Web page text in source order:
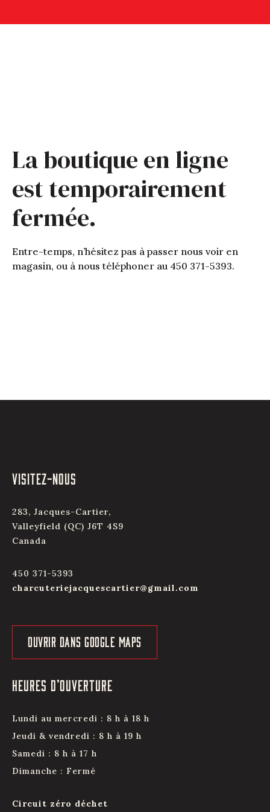
La boutique en ligne
est temporairement
fermée.
Entre-temps, n’hésitez pas à passer nous voir en
magasin, ou à nous téléphoner au 450 371-5393.
VISITEZ-NOUS
283, Jacques-Cartier,
Valleyfield (QC) J6T 4S9
Canada
450 371-5393
charcuteriejacquescartier@gmail.com
OUVRIR DANS GOOGLE MAPS
HEURES D’OUVERTURE
Lundi au mercredi : 8 h à 18 h
Jeudi & vendredi : 8 h à 19 h
Samedi : 8 h à 17 h
Dimanche : Fermé
Circuit zéro déchet